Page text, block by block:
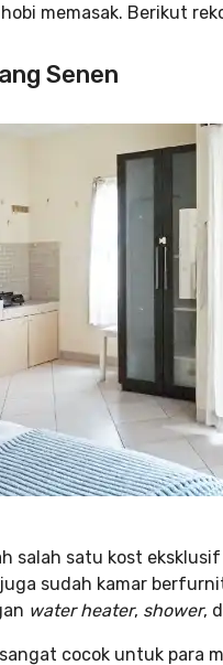
memasak. Berikut
Senen
salah satu kost
sudah kamar
water heater, shower,
cocok untuk para